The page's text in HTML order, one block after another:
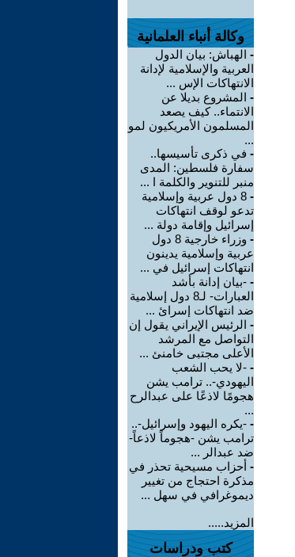
وكالة أنباء العلمانية
- الهباش: بيان الدول
العربية والإسلامية لإدانة
الانتهاكات الإس ...
- المشروع بديلا عن
الانتماء.. كيف يصعد
المسلمون الأمريكيون لمو
...
- في ذكرى تأسيسها..
سفارة فلسطين: المدى
منبر للتنوير والكلمة ا ...
-
8 دول عربية وإسلامية
تدعو لوقف انتهاكات
إسرائيل وإقامة دولة ...
-
وزراء خارجية 8 دول
عربية وإسلامية يدينون
انتهاكات إسرائيل في ...
- -بيان إدانة بأشد
العبارات- لـ8 دول إسلامية
ضد انتهاكات إسرائ ...
- الرئيس الإيراني يقول إن
التواصل مع المرشد
الأعلى مجتبى خامنئ ...
- -لا يحب الشعب
اليهودي-.. ترامب يشن
هجومًا لاذعًا على عبدالرح
...
- -يكره اليهود وإسرائيل-..
ترامب يشن -هجوماً لاذعاً-
ضد عبدالر ...
- أحزاب مسيحية تحذر في
مذكرة احتجاج من تغيير
ديموغرافي في سهل ...
المزيد.....
كتب ودراسات